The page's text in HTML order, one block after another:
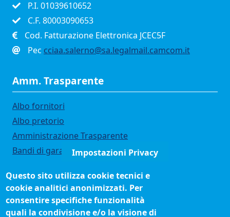
P.I. 01039610652
C.F. 80003090653
Cod. Fatturazione Elettronica JCEC5F
Pec cciaa.salerno@sa.legalmail.camcom.it
Amm. Trasparente
Albo fornitori
Albo pretorio
Amministrazione Trasparente
Bandi di gara
Concorsi e selezioni
Organigramma
Procedimenti (come fare per)
Impostazioni Privacy
Questo sito utilizza cookie tecnici e
cookie analitici anonimizzati. Per
consentire specifiche funzionalità
quali la condivisione e/o la visione di